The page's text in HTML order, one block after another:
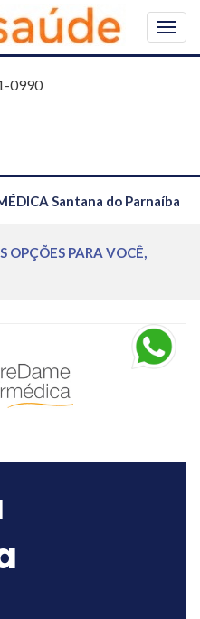
0990
Santana do Parnaíba
OPÇÕES PARA VOCÊ,